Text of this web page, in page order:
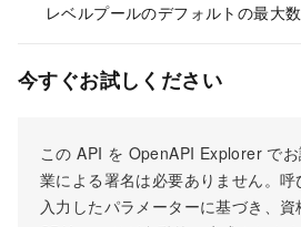
レベルプールのデフォルトの最大数
今すぐお試しください
この API を OpenAPI Explorer で
業による署名は必要ありません。呼
入力したパラメーターに基づき、